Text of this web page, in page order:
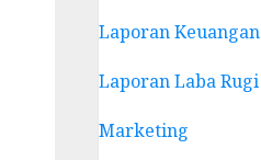
Laporan Keuangan
Laporan Laba Rugi
Marketing